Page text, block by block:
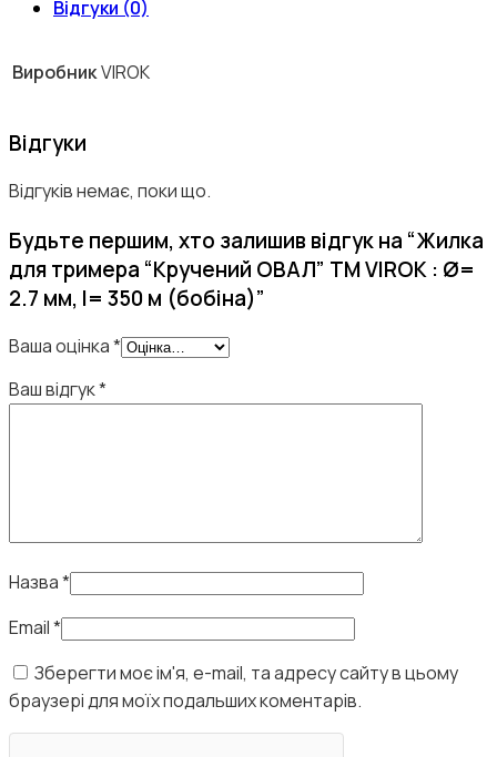
Відгуки (0)
ВиробникVIROK
Відгуки
Відгуків немає, поки що.
Будьте першим, хто залишив відгук на “Жилка
для тримера “Кручений ОВАЛ” TM VIROK : Ø=
2.7 мм, l= 350 м (бобіна)”
Ваша оцінка*
Ваш відгук*
Назва*
Email*
Зберегти моє ім'я, e-mail, та адресу сайту в цьому
браузері для моїх подальших коментарів.